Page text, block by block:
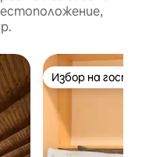
Избор на
Избор на